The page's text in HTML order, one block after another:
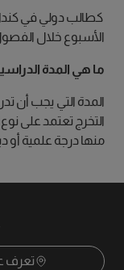
الأسبوع خلال الفصول
ما هي المدة
المدة التي يجب أن
التخرج تعتمد على
منها درجة علمية أو
تعرف